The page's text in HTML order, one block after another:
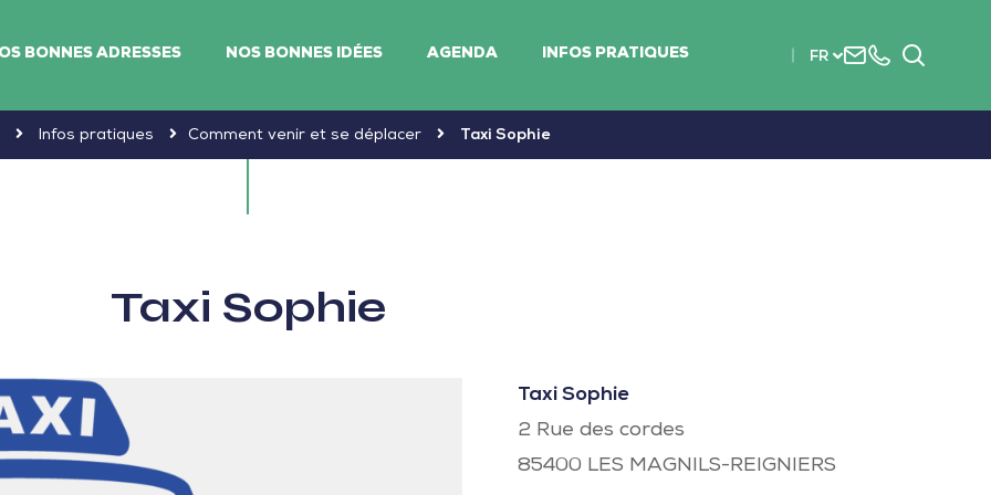
BONNES ADRESSES NOS BONNES IDÉES AGENDA INFOS PRATIQUES FR
Nous+33
Infos pratiques Comment venir et se déplacer Taxi Sophie
Taxi Sophie
Taxi Sophie
2 Rue des cordes
85400 LES MAGNILS-REIGNIERS